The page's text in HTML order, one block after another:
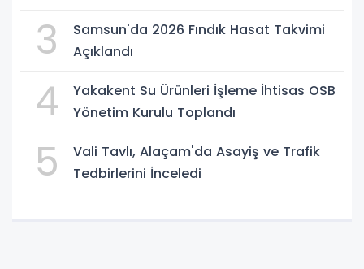
3
Samsun'da 2026 Fındık Hasat Takvimi
Açıklandı
4
Yakakent Su Ürünleri İşleme İhtisas OSB
Yönetim Kurulu Toplandı
5
Vali Tavlı, Alaçam'da Asayiş ve Trafik
Tedbirlerini İnceledi